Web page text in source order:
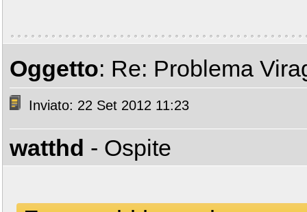
Oggetto: Re: Problema
Inviato: 22 Set 2012 11:23
watthd - Ospite